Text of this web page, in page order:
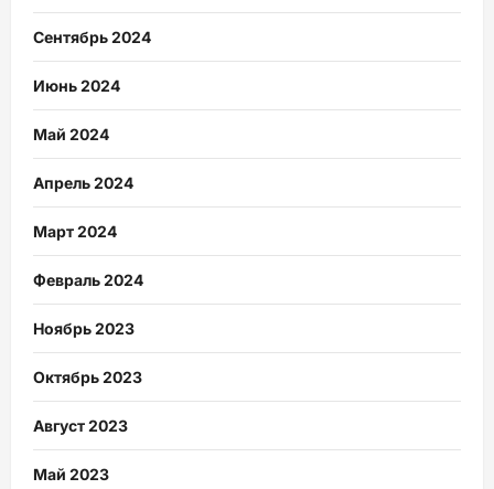
Сентябрь 2024
Июнь 2024
Май 2024
Апрель 2024
Март 2024
Февраль 2024
Ноябрь 2023
Октябрь 2023
Август 2023
Май 2023